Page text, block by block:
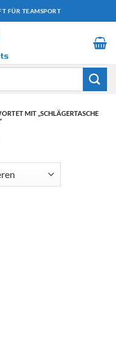
FÜR TEAMSPORT
MIT „SCHLÄGERTASCHE